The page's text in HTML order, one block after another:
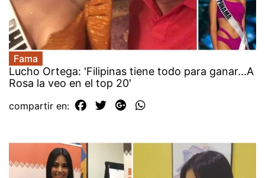
Fama
Lucho Ortega: 'Filipinas tiene todo para ganar...A
Rosa la veo en el top 20'
compartir en: